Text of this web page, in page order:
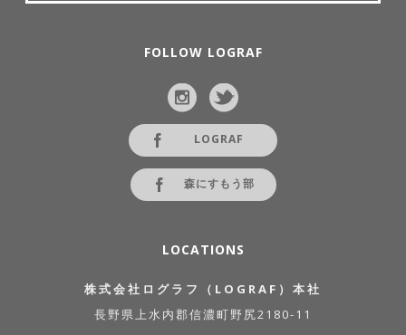
FOLLOW LOGRAF
LOGRAF
森にすもう部
LOCATIONS
株式会社ログラフ（LOGRAF）本社
長野県上水内郡信濃町野尻2180-11